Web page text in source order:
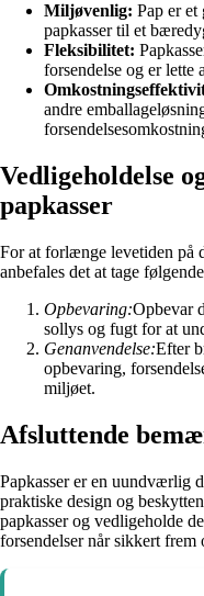
Miljøvenlig: Pap er
papkasser til et
Fleksibilitet:
forsendelse og er lette
andre
Vedligeholdelse
papkasser
For at forlænge levetiden på
anbefales det at tage
Opbevaring:Opbevar
sollys og fugt for at
Genanvendelse:Efter
opbevaring,
miljøet.
Afsluttende
Papkasser er en uundværlig
praktiske design og
papkasser og vedligeholde
forsendelser når sikkert